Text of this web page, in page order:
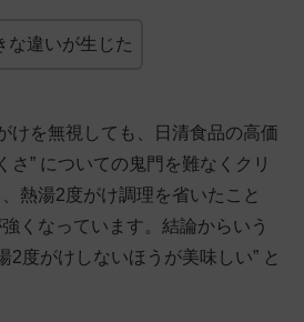
な違いが生じた
けを無視しても、日清食品の高価
さ” についての鬼門を難なくクリ
熱湯2度がけ調理を省いたこと
くなっています。結論からいう
2度がけしないほうが美味しい” と